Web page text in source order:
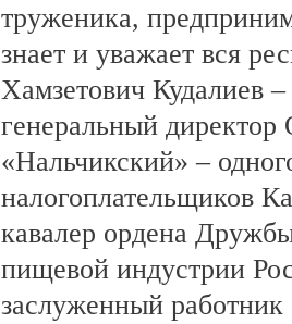
труженика,
знает и уважает вся
Хамзетович Кудалиев
генеральный
«Нальчикский» –
налогоплательщиков
кавалер ордена
пищевой индустрии
заслуженный работник